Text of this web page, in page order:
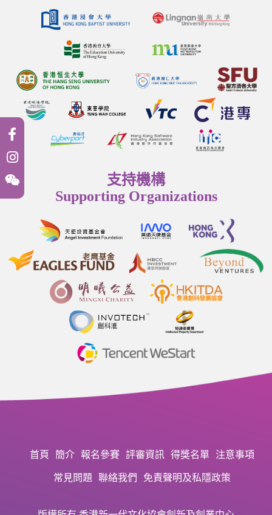
支持機構
Supporting Organizations
首頁 簡介 報名參賽 評審資訊 得獎名單 注意事項
常見問題 聯絡我們 免責聲明及私隱政策